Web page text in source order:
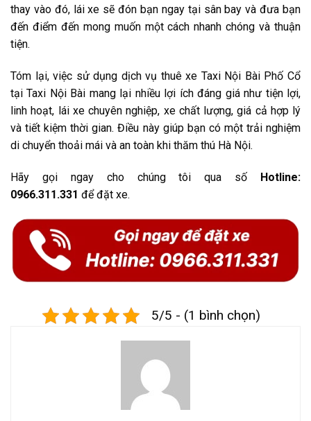
thay vào đó, lái xe sẽ đón bạn ngay tại sân bay và đưa bạn
đến điểm đến mong muốn một cách nhanh chóng và thuận
tiện.
Tóm lại, việc sử dụng dịch vụ thuê xe Taxi Nội Bài Phố Cổ
tại Taxi Nội Bài mang lại nhiều lợi ích đáng giá như tiện lợi,
linh hoạt, lái xe chuyên nghiệp, xe chất lượng, giá cả hợp lý
và tiết kiệm thời gian. Điều này giúp bạn có một trải nghiệm
di chuyển thoải mái và an toàn khi thăm thú Hà Nội.
Hãy gọi ngay cho chúng tôi qua số
Hotline:
0966.311.331 để đặt xe.
5/5 - (1 bình chọn)